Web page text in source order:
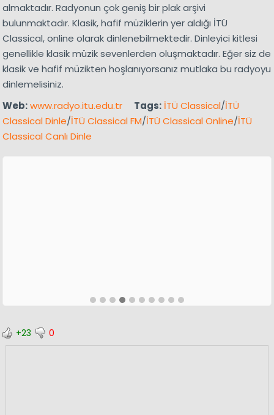
almaktadır. Radyonun çok geniş bir plak arşivi
bulunmaktadır. Klasik, hafif müziklerin yer aldığı İTÜ
Classical, online olarak dinlenebilmektedir. Dinleyici kitlesi
genellikle klasik müzik sevenlerden oluşmaktadır. Eğer siz de
klasik ve hafif müzikten hoşlanıyorsanız mutlaka bu radyoyu
dinlemelisiniz.
Web:www.radyo.itu.edu.tr Tags: İTÜ Classical/İTÜ
Classical Dinle/İTÜ Classical FM/İTÜ Classical Online/İTÜ
Classical Canlı Dinle
+23 0